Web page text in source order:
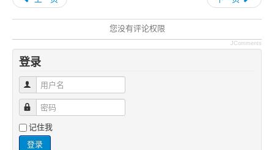
您没有评论权限
JComments
登录
用户名
密码
记住我
登录